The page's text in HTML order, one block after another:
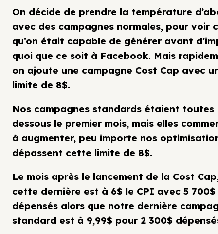
On décide de prendre la température
avec des campagnes normales, pour voir
qu’on était capable de générer avant
quoi que ce soit à Facebook. Mais
on ajoute une campagne Cost Cap avec
limite de 8$.
Nos campagnes standards étaient toutes
dessous le premier mois, mais elles
à augmenter, peu importe nos
dépassent cette limite de 8$.
Le mois après le lancement de la Cost
cette dernière est à 6$ le CPI avec 5 700$
dépensés alors que notre dernière
standard est à 9,99$ pour 2 300$